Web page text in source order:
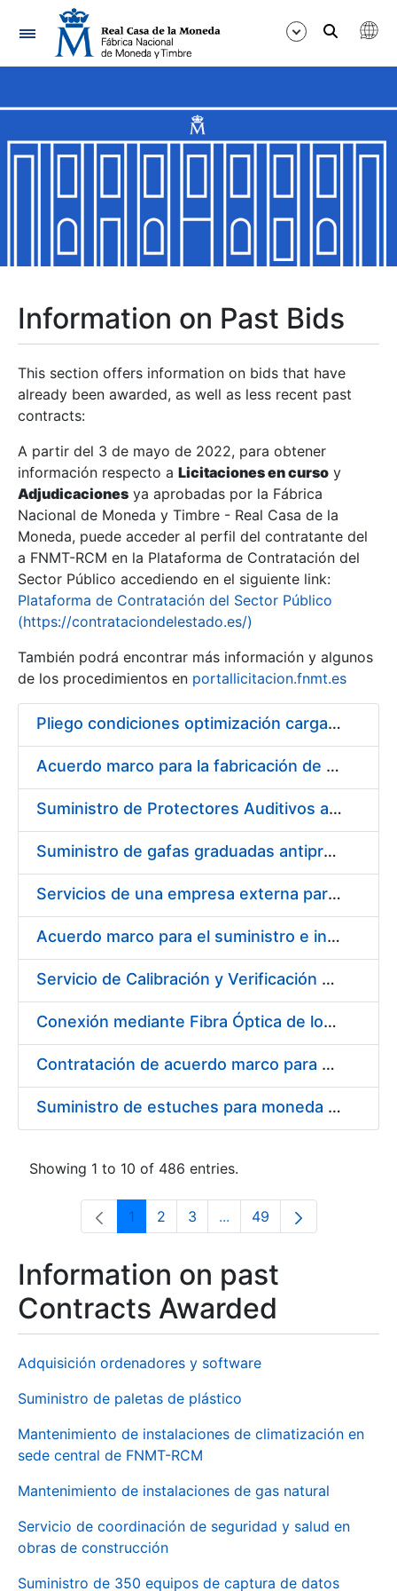
Navigation
Show/Hide
Show/Hide
Show/Hide
Show/Hide
Show/Hide
Show/Hide
Information on Past Bids
This section offers information on bids that have
already been awarded, as well as less recent past
contracts:
A partir del 3 de mayo de 2022, para obtener
información respecto a Licitaciones en curso y
Adjudicaciones ya aprobadas por la Fábrica
Nacional de Moneda y Timbre - Real Casa de la
Moneda, puede acceder al perfil del contratante del
a FNMT-RCM en la Plataforma de Contratación del
Sector Público accediendo en el siguiente link:
Plataforma de Contratación del Sector Público
(https://contrataciondelestado.es/)
También podrá encontrar más información y algunos
de los procedimientos en portallicitacion.fnmt.es
Pliego condiciones optimización cargas compras firmado
Acuerdo marco para la fabricación de piezas
Suministro de Protectores Auditivos a medida para las personas trabajadoras de los Centros de Trabajo de Madrid y Burgos
Suministro de gafas graduadas antiproyecciones para los trabajadores de la FNMT-RCM en los centros de trabajo de Madrid y Burgos
Servicios de una empresa externa para el asesoramiento y resolución de los recursos de alzada que se presentan relacionados con procesos de selección para la FNMT-RCM
Acuerdo marco para el suministro e instalación de persianas, estores y otros complementos
Servicio de Calibración y Verificación Externa de los Equipos de Medición del Servicio de Prevención de la FNMT-RCM
Conexión mediante Fibra Óptica de los Centros de Proceso de Datos (CPDs) de las sedes de la FNMT-RCM de Burgos y Madrid
Contratación de acuerdo marco para el Suministro de Material de Electricidad para la Fábrica Nacional de Moneda y Timbre-Real Casa de la Moneda en su centro de trabajo de Burgos
Suministro de estuches para moneda de 30 €
Showing 1 to 10 of 486 entries.
Page
1 Page
2 Page
3 ...Intermediate Pages Use
Page
49
Information on past
Contracts Awarded
Adquisición ordenadores y software
Suministro de paletas de plástico
Mantenimiento de instalaciones de climatización en
sede central de FNMT-RCM
Mantenimiento de instalaciones de gas natural
Servicio de coordinación de seguridad y salud en
obras de construcción
Suministro de 350 equipos de captura de datos